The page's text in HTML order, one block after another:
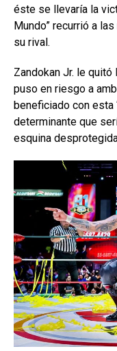
éste se llevaría la
Mundo” recurrió a
su rival.
Zandokan Jr. le
puso en riesgo a
beneficiado con esta
determinante que
esquina